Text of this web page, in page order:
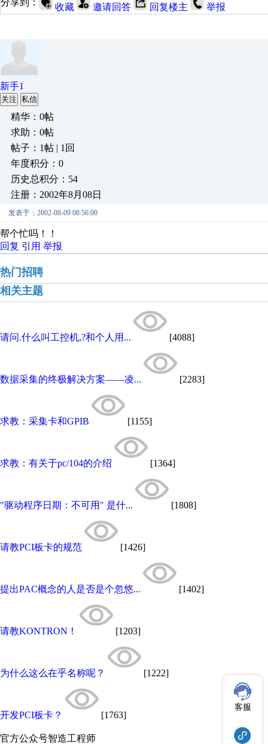
分享到：
收藏 邀请回答 回复楼主 举报
新手1
关注 私信
精华：0帖
求助：0帖
帖子：1帖 | 1回
年度积分：0
历史总积分：54
注册：2002年8月08日
发表于：2002-08-09 08:56:00
帮个忙吗！！
回复 引用 举报
热门招聘
相关主题
请问.什么叫工控机,?和个人用... [4088]
数据采集的终极解决方案——凌... [2283]
求教：采集卡和GPIB [1155]
求教：有关于pc/104的介绍 [1364]
"驱动程序日期：不可用" 是什... [1808]
请教PCI板卡的规范 [1426]
提出PAC概念的人是否是个忽悠... [1402]
请教KONTRON！ [1203]
为什么这么在乎名称呢？ [1222]
开发PCI板卡？ [1763]
官方公众号智造工程师
客服